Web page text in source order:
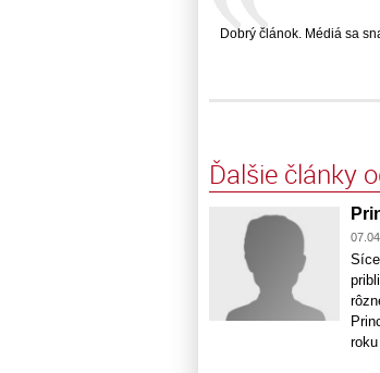
Dobrý článok. Médiá sa
Ďalšie články